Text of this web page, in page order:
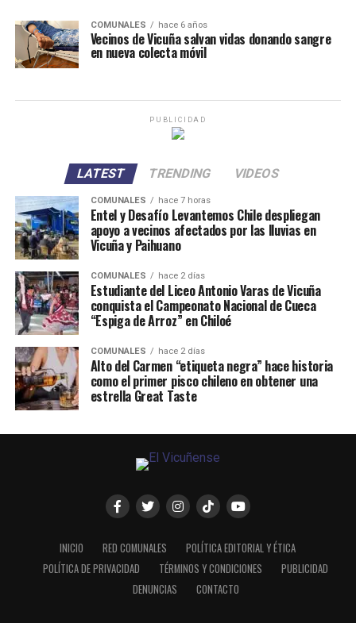
COMUNALES hace 6 años
Vecinos de Vicuña salvan vidas donando sangre
en nueva colecta móvil
PUBLICIDAD
LATEST TRENDING VIDEOS
COMUNALES hace 7 horas
Entel y Desafío Levantemos Chile despliegan
apoyo a vecinos afectados por las lluvias en
Vicuña y Paihuano
COMUNALES hace 2 días
Estudiante del Liceo Antonio Varas de Vicuña
conquista el Campeonato Nacional de Cueca
“Espiga de Arroz” en Chiloé
COMUNALES hace 2 días
Alto del Carmen “etiqueta negra” hace historia
como el primer pisco chileno en obtener una
estrella Great Taste
INICIO RED COMUNALES
POLÍTICA EDITORIAL Y ÉTICA
POLÍTICA DE PRIVACIDAD
TÉRMINOS Y CONDICIONES
PUBLICIDAD
DENUNCIAS
CONTACTO